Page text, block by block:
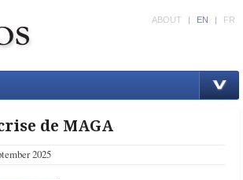
ABOUT | EN | FR
de MAGA
2025